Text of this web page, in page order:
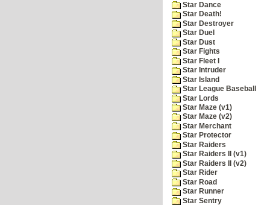
Star Dance
Star Death!
Star Destroyer
Star Duel
Star Dust
Star Fights
Star Fleet I
Star Intruder
Star Island
Star League Baseball
Star Lords
Star Maze (v1)
Star Maze (v2)
Star Merchant
Star Protector
Star Raiders
Star Raiders II (v1)
Star Raiders II (v2)
Star Rider
Star Road
Star Runner
Star Sentry